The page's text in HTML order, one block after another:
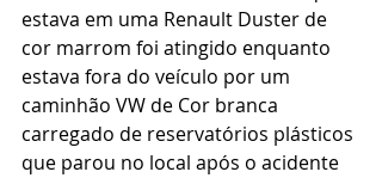
estava em uma Renault Duster de
cor marrom foi atingido enquanto
estava fora do veículo por um
caminhão VW de Cor branca
carregado de reservatórios plásticos
que parou no local após o acidente